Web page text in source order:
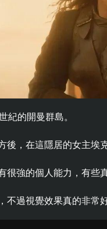
紀的開曼群島。
後，在這隱居的女主埃
很強的個人能力，有些
不過視覺效果真的非常好